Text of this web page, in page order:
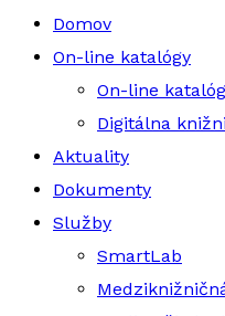
Domov
On-line katalógy
On-line katalóg
Digitálna
Aktuality
Dokumenty
Služby
SmartLab